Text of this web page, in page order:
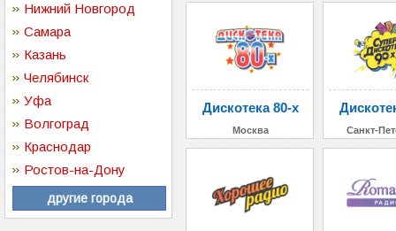
Нижний Новгород
Самара
Казань
Челябинск
Уфа
Волгоград
Краснодар
Ростов-на-Дону
другие города
Дискотека 80-х
Москва Санкт-